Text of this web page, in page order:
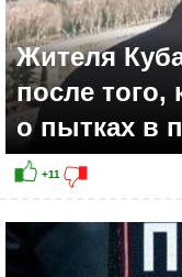
Жителя
после того,
о пытках в